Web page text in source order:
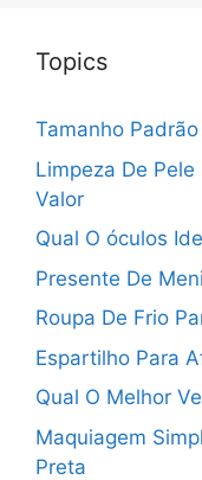
Topics
Tamanho
Limpeza De
Valor
Qual O óculos
Presente De
Roupa De Frio
Espartilho Para
Qual O Melhor
Maquiagem
Preta